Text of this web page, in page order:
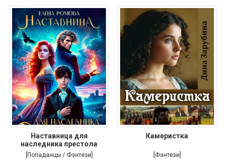
Наставница для
наследника престола
[Попаданцы / Фэнтези]
Камеристка
[Фэнтези]